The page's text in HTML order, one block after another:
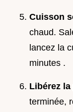
Cuisson
chaud.
lancez la
minutes .
Libérez
terminée,